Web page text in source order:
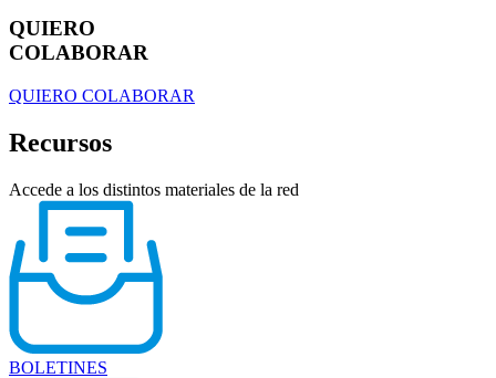
QUIERO
COLABORAR
QUIERO COLABORAR
Recursos
Accede a los distintos materiales de la red
BOLETINES